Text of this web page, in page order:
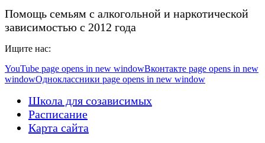
Помощь семьям с алкогольной и наркотической
зависимостью с 2012 года
Ищите нас:
YouTube page opens in new windowВконтакте page opens in new
windowОдноклассники page opens in new window
Школа для созависимых
Расписание
Карта сайта